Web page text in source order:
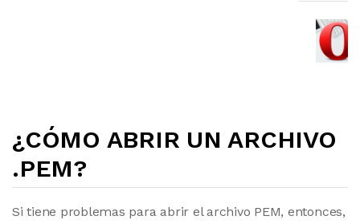
¿CÓMO ABRIR UN ARCHIVO
.PEM?
Si tiene problemas para abrir el archivo PEM, entonces,